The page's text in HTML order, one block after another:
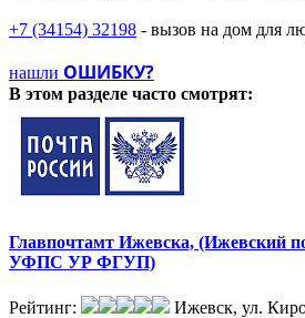
+7 (34154) 32198 - вызов на дом для
нашли ОШИБКУ?
В этом разделе часто смотрят:
Главпочтамт Ижевска, (Ижевский
УФПС УР ФГУП)
Рейтинг: Ижевск, ул.